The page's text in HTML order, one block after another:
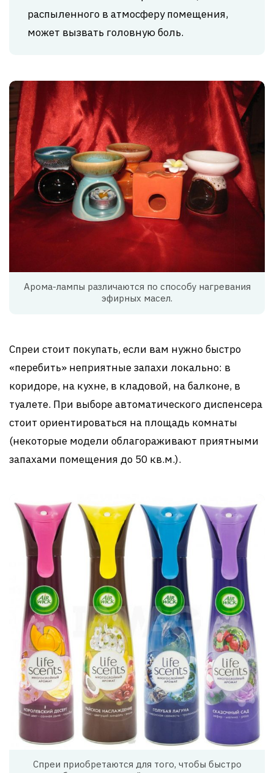
распыленного в атмосферу помещения,
может вызвать головную боль.
Арома-лампы различаются по способу нагревания
эфирных масел.
Спреи стоит покупать, если вам нужно быстро
«перебить» неприятные запахи локально: в
коридоре, на кухне, в кладовой, на балконе, в
туалете. При выборе автоматического диспенсера
стоит ориентироваться на площадь комнаты
(некоторые модели облагораживают приятными
запахами помещения до 50 кв.м.).
Спреи приобретаются для того, чтобы быстро